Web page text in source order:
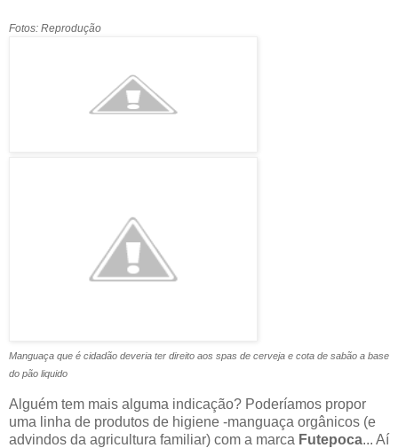
Fotos: Reprodução
Manguaça que é cidadão deveria ter direito aos spas de cerveja e cota de sabão a base
do pão liquido
Alguém tem mais alguma indicação? Poderíamos propor
uma linha de produtos de higiene -manguaça orgânicos (e
advindos da agricultura familiar) com a marca Futepoca... Aí